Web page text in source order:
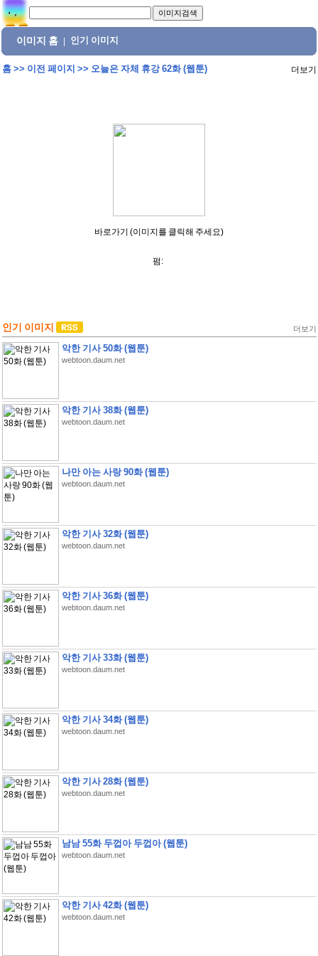
이미지 홈 인기 이미지
홈>> 이전 페이지 >> 오늘은 자체 휴강 62화 (웹툰) 더보기
바로가기 (이미지를 클릭해 주세요)
펌:
인기 이미지 더보기
악한 기사 50화 (웹툰)
webtoon.daum.net
악한 기사 38화 (웹툰)
webtoon.daum.net
나만 아는 사랑 90화 (웹툰)
webtoon.daum.net
악한 기사 32화 (웹툰)
webtoon.daum.net
악한 기사 36화 (웹툰)
webtoon.daum.net
악한 기사 33화 (웹툰)
webtoon.daum.net
악한 기사 34화 (웹툰)
webtoon.daum.net
악한 기사 28화 (웹툰)
webtoon.daum.net
남남 55화 두껍아 두껍아 (웹툰)
webtoon.daum.net
악한 기사 42화 (웹툰)
webtoon.daum.net